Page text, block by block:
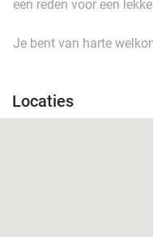
een reden voor een
Je bent van harte
Locaties